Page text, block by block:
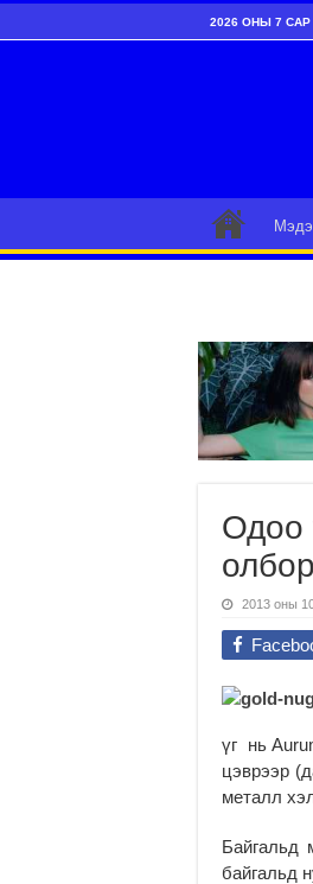
2026 ОНЫ 7 САР
Одоо
2013 оны
үг нь
цэврээр
металл
Байгальд
байгальд